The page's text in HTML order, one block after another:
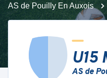
AS de Pouilly En Auxois
U15
AS de